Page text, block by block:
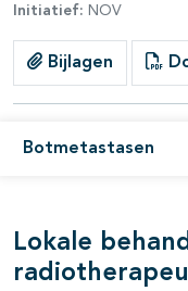
Initiatief: NOV
Bijlagen
Botmetastasen
Lokale